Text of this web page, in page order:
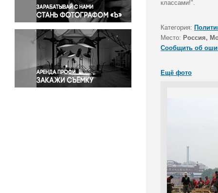
Происшествия и конфликты
Религия
Светская жизнь
Спорт
Экология
Экономика и бизнес
классами!".
Категория:
Место: Россия,
Сообщить об
Ещё фото